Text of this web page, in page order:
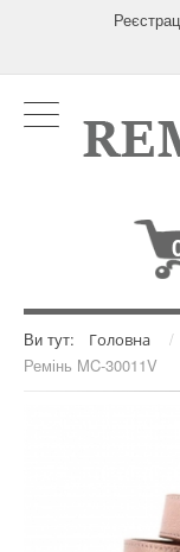
Ви тут: Головна /
Ремінь MC-30011V